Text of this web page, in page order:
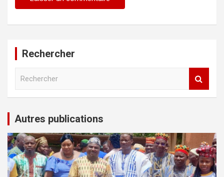
Rechercher
e
r
c
h
e
r
Autres publications